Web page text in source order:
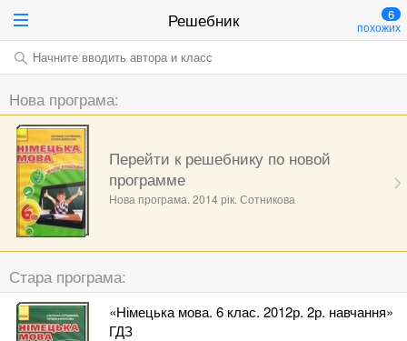
Решебник 6
похожих
Начните вводить автора и класс
Нова програма:
Перейти к решебнику по новой
программе
Нова програма. 2014 рік. Сотникова
Стара програма:
«Німецька мова. 6 клас. 2012р. 2р. навчання»
ГДЗ